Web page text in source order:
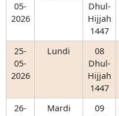
05-
2026
Dhul-
Hijjah
1447
25-
05-
2026
Lundi
08
Dhul-
Hijjah
1447
26-
Mardi
09